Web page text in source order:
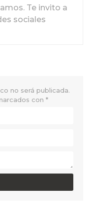
Te invito a
sociales
no será publicada.
con *